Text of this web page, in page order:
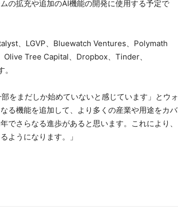
の拡充や追加のAI機能の開発に使用する予定で
、LGVP、Bluewatch Ventures、Polymath
Tree Capital、Dropbox、Tinder、
をまだしか始めていないと感じています」とウォ
る機能を追加して、より多くの産業や用途をカバ
でさらなる進歩があると思います。これにより、
ようになります。」